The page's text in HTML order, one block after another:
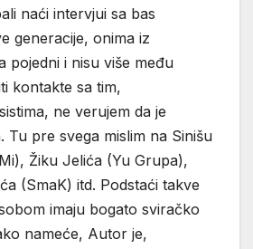
naći intervjui sa bas
generacije, onima iz
pojedni i nisu više među
kontakte sa tim,
ne verujem da je
Tu pre svega mislim na Sinišu
Žiku Jelića (Yu Grupa),
(SmaK) itd. Podstaći takve
imaju bogato sviračko
nameće, Autor je,